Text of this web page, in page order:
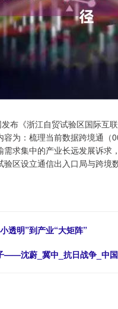
《浙江自贸试验区国际互
为：梳理当前数据跨境通
求集中的产业长远发展诉
区设立通信出入口局与跨境
透明”到产业“大矩阵”
——沈蔚_冀中_抗日战争_中国